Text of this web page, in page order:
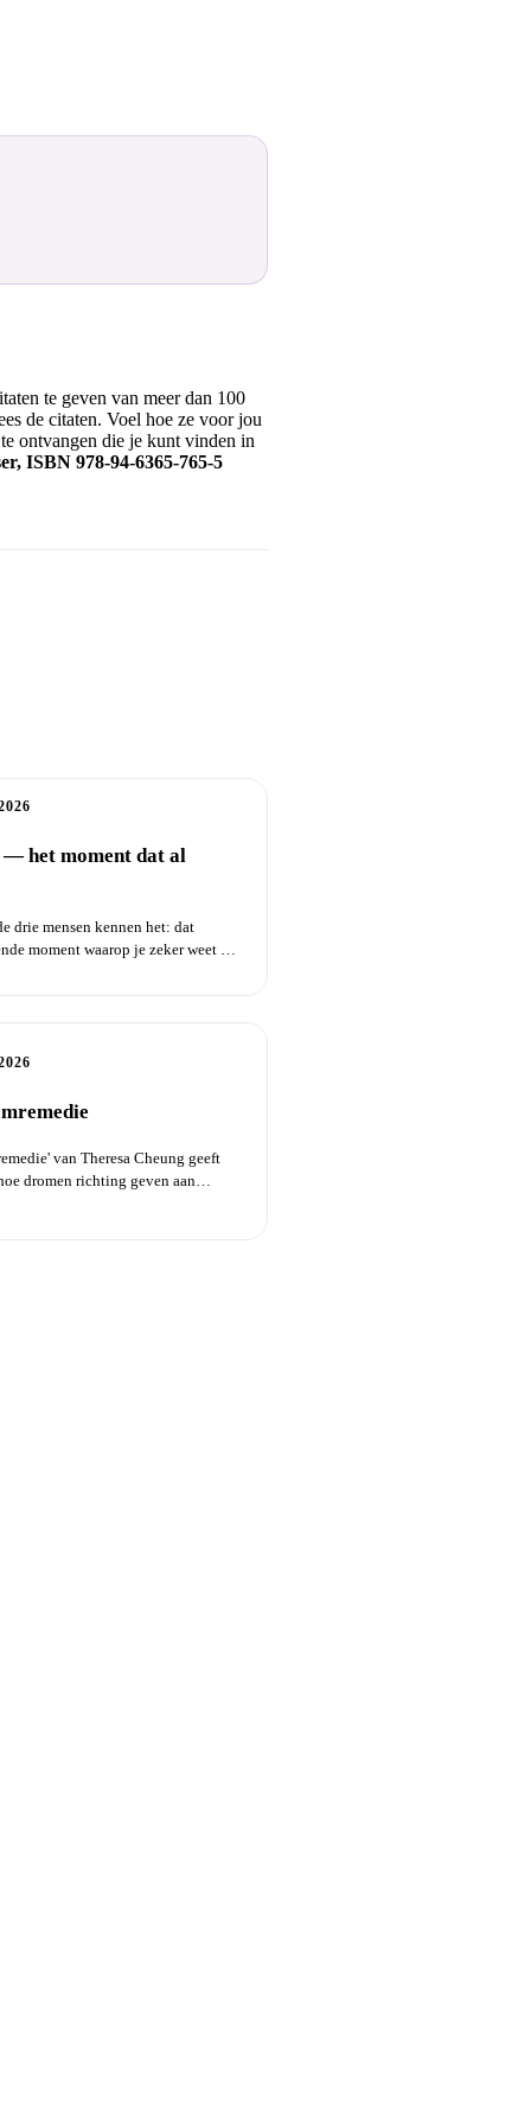
te geven van meer dan 100
de citaten. Voel hoe ze voor jou
ontvangen die je kunt vinden in
ISBN 978-94-6365-765-5
— het moment dat al
drie mensen kennen het: dat
moment waarop je zeker weet —
van Theresa Cheung geeft
dromen richting geven aan